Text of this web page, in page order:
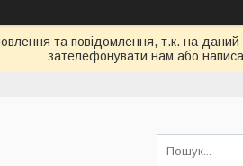
та повідомлення, т.к. на
зателефонувати нам або